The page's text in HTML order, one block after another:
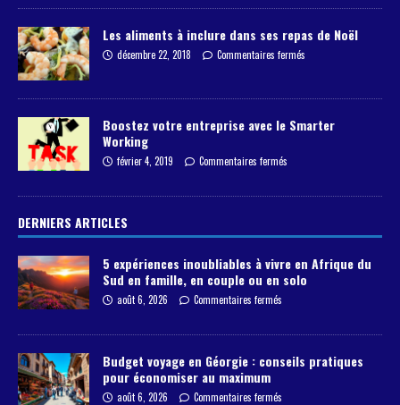
Les aliments à inclure dans ses repas de Noël
décembre 22, 2018 Commentaires fermés
Boostez votre entreprise avec le Smarter
Working
février 4, 2019 Commentaires fermés
DERNIERS ARTICLES
5 expériences inoubliables à vivre en Afrique du
Sud en famille, en couple ou en solo
août 6, 2026 Commentaires fermés
Budget voyage en Géorgie : conseils pratiques
pour économiser au maximum
août 6, 2026 Commentaires fermés